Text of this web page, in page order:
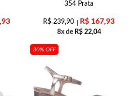
354 Prata
R$239,90 R$ 167,93
8x de R$22,04
30% OFF